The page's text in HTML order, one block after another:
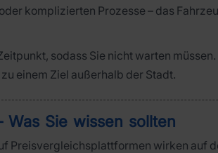
komplizierten Prozesse – das
sodass Sie nicht warten
einem Ziel außerhalb der Stadt.
Was Sie wissen sollten
Preisvergleichsplattformen wirken auf